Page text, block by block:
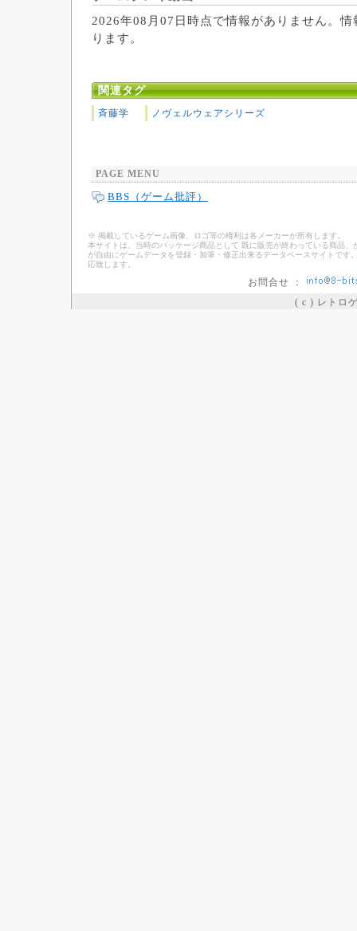
2026年08月07日時点で情報がありません。
ります。
関連タグ
斉藤学 ノヴェルウェアシリーズ
PAGE MENU
BBS（ゲーム批評）
※ 掲載しているゲーム画像、ロゴ等の権利は各メーカーが所有します。
本サイトは、当時のパッケージ商品として 既に販売が終わっている商品
が自由にゲームデータを登録・加筆・修正出来るデータベースサイトで
応致します。
お問合せ ：
( c ) レトロ